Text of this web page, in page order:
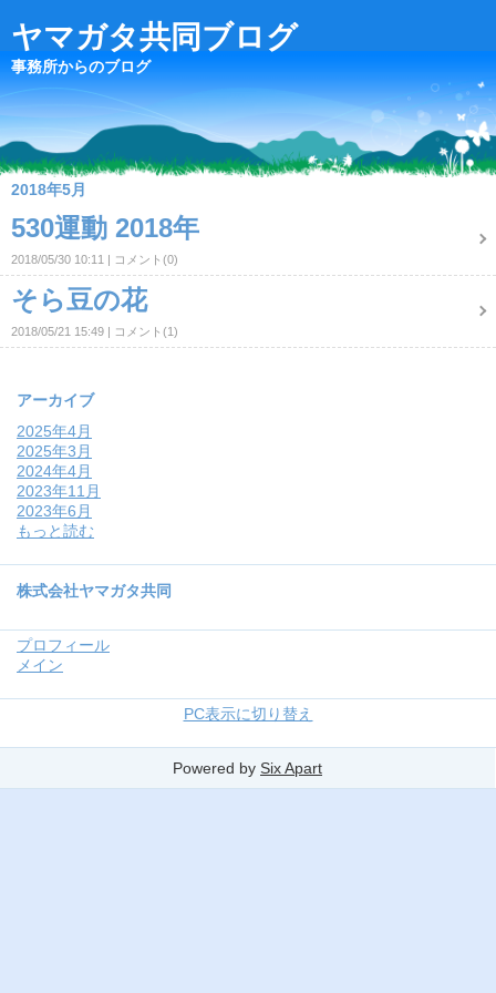
ヤマガタ共同ブログ
事務所からのブログ
2018年5月
530運動 2018年
2018/05/30 10:11 コメント(0)
そら豆の花
2018/05/21 15:49 コメント(1)
アーカイブ
2025年4月
2025年3月
2024年4月
2023年11月
2023年6月
もっと読む
株式会社ヤマガタ共同
プロフィール
メイン
PC表示に切り替え
Powered by Six Apart